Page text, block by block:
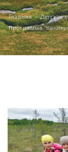
Вы
Главная » Детские
Программа